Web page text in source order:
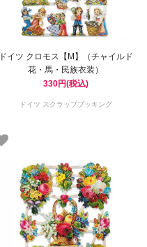
ドイツ クロモス【M】（チャイルド
花・馬・民族衣装）
330円(税込)
ドイツ スクラップブッキング